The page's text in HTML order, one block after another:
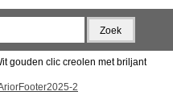
gouden clic creolen met briljant